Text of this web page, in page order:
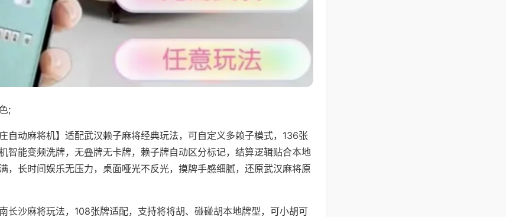
;
自动麻将机】适配武汉赖子麻将经典玩法，可自定义多赖子模式，136张
智能变频洗牌，无叠牌无卡牌，赖子牌自动区分标记，结算逻辑贴合本地
，长时间娱乐无压力，桌面哑光不反光，摸牌手感细腻，还原武汉麻将原
长沙麻将玩法，108张牌适配，支持将将胡、碰碰胡本地牌型，可小胡可